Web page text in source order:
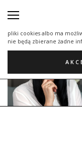
statystycznych,
pliki cookies albo ma
nie będą zbierane żadne